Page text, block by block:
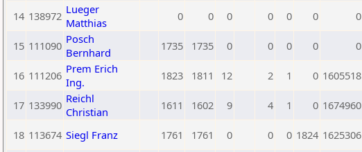
14 138972 Lueger
Matthias
0 0 0 0 0 0 0
15 111090 Posch
Bernhard
1735 1735 0 0 0 0 0
16 111206 Prem Erich
Ing.
1823 1811 12 2 1 0 1605518
17 133990 Reichl
Christian
1611 1602 9 4 1 0 1674960
18 113674 Siegl Franz 1761 1761 0 0 0 1824 1625306